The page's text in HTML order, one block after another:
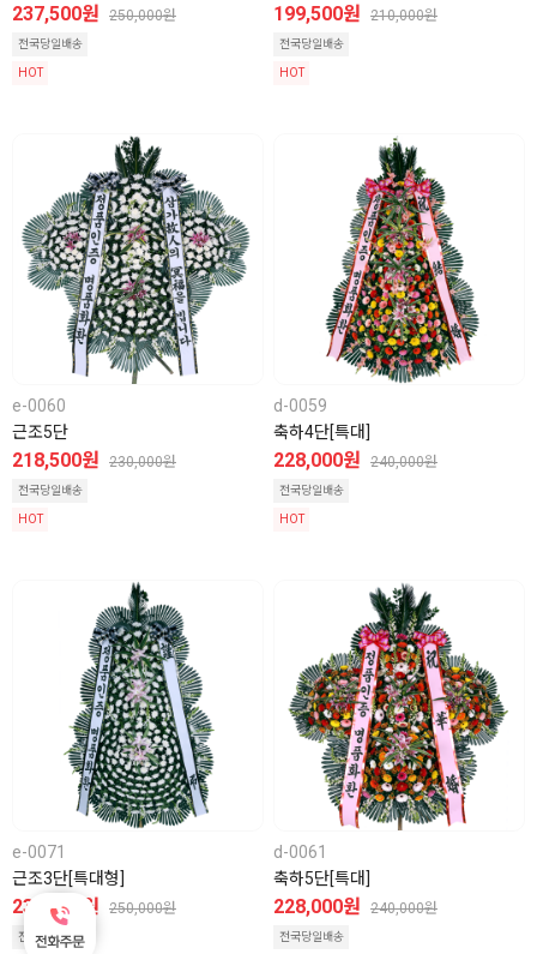
237,500원 250,000원
전국당일배송
HOT
199,500원 210,000원
전국당일배송
HOT
e-0060
근조5단
218,500원 230,000원
전국당일배송
HOT
d-0059
축하4단[특대]
228,000원 240,000원
전국당일배송
HOT
e-0071
근조3단[특대형]
237,500원 250,000원
전국당일배송
d-0061
축하5단[특대]
228,000원 240,000원
전국당일배송